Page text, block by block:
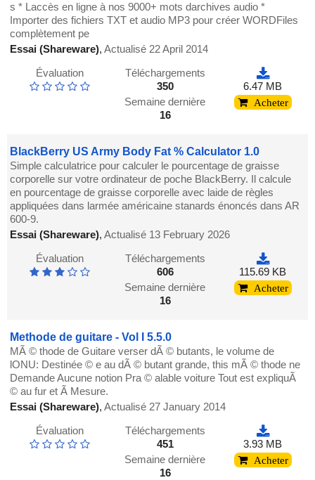
s * Laccès en ligne à nos 9000+ mots darchives audio *
Importer des fichiers TXT et audio MP3 pour créer WORDFiles
complètement pe
Essai (Shareware),Actualisé 22 April 2014
Évaluation
Téléchargements
350
Semaine dernière
16
6.47 MB
Acheter
BlackBerry US Army Body Fat % Calculator 1.0
Simple calculatrice pour calculer le pourcentage de graisse
corporelle sur votre ordinateur de poche BlackBerry. Il calcule
en pourcentage de graisse corporelle avec laide de règles
appliquées dans larmée américaine stanards énoncés dans AR
600-9.
Essai (Shareware),Actualisé 13 February 2026
Évaluation
Téléchargements
606
Semaine dernière
16
115.69 KB
Acheter
Methode de guitare - Vol I 5.5.0
MÃ © thode de Guitare verser dÃ © butants, le volume de
lONU: Destinée © e au dÃ © butant grande, this mÃ © thode ne
Demande Aucune notion Pra © alable voiture Tout est expliquÃ
© au fur et Ã Mesure.
Essai (Shareware),Actualisé 27 January 2014
Évaluation
Téléchargements
451
Semaine dernière
16
3.93 MB
Acheter